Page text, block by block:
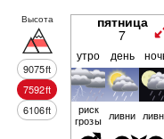
Высота
9075ft
7592ft
6106ft
пятница
7
утро день
риск
грозы ливни